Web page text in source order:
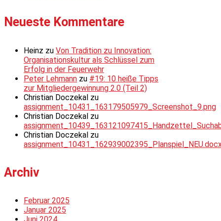
Neueste Kommentare
Heinz zu Von Tradition zu Innovation:
Organisationskultur als Schlüssel zum
Erfolg in der Feuerwehr
Peter Lehmann zu #19: 10 heiße Tipps
zur Mitgliedergewinnung 2.0 (Teil 2)
Christian Doczekal zu
assignment_10431_163179505979_Screenshot_9.png
Christian Doczekal zu
Christian Doczekal zu
Archiv
Februar 2025
Januar 2025